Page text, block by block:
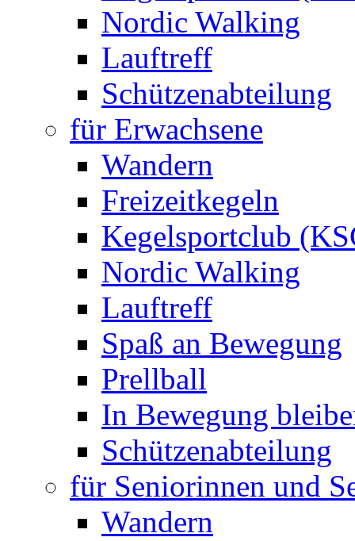
Nordic Walking
Lauftreff
Schützenabteilung
für Erwachsene
Wandern
Freizeitkegeln
Kegelsportclub
Nordic Walking
Lauftreff
Spaß an Bewegung
Prellball
In Bewegung
Schützenabteilung
für Seniorinnen und
Wandern